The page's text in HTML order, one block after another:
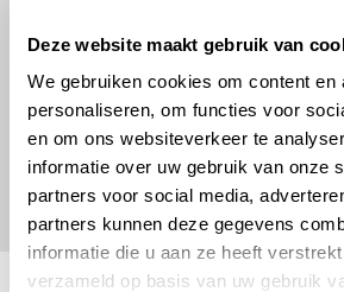
Deze website maakt gebruik van
We gebruiken cookies om content en
personaliseren, om functies voor
en om ons websiteverkeer te
informatie over uw gebruik van onze
partners voor social media,
partners kunnen deze gegevens
informatie die u aan ze heeft
verzameld op basis van uw gebruik
om de vereiste
veilige en verantwoorde manier uit
vrijwaart en indemniseert de
voor enig verlies, letsel,
veroorzaakt door een onjuiste
onjuist gebruik van de